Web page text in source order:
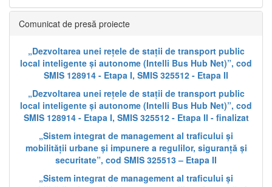
Comunicat de presă proiecte
„Dezvoltarea unei rețele de stații de transport public
local inteligente și autonome (Intelli Bus Hub Net)”, cod
SMIS 128914 - Etapa I, SMIS 325512 - Etapa II
„Dezvoltarea unei rețele de stații de transport public
local inteligente și autonome (Intelli Bus Hub Net)”, cod
SMIS 128914 - Etapa I, SMIS 325512 - Etapa II - finalizat
„Sistem integrat de management al traficului și
mobilității urbane și impunere a regulilor, siguranță și
securitate”, cod SMIS 325513 – Etapa II
„Sistem integrat de management al traficului și